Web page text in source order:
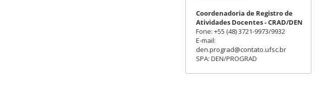
Coordenadoria de Registro de
Atividades Docentes - CRAD/DEN
Fone: +55 (48) 3721-9973/9932
E-mail:
den.prograd@contato.ufsc.br
SPA: DEN/PROGRAD